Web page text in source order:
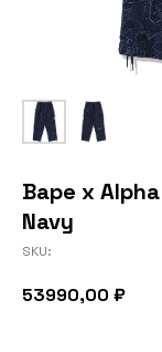
Bape x
Navy
SKU:
53990,00 ₽